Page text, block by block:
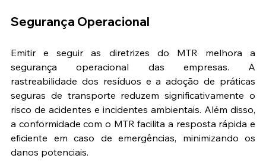
Segurança Operacional
Emitir e seguir as diretrizes do MTR melhora a
segurança operacional das empresas. A
rastreabilidade dos resíduos e a adoção de práticas
seguras de transporte reduzem significativamente o
risco de acidentes e incidentes ambientais. Além disso,
a conformidade com o MTR facilita a resposta rápida e
eficiente em caso de emergências, minimizando os
danos potenciais​​.